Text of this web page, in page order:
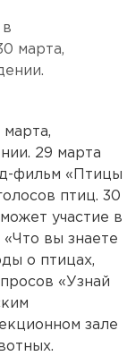
марта,
29 марта
фильм «Птицы
птиц. 30
участие в
вы знаете
о птицах,
«Узнай
зале